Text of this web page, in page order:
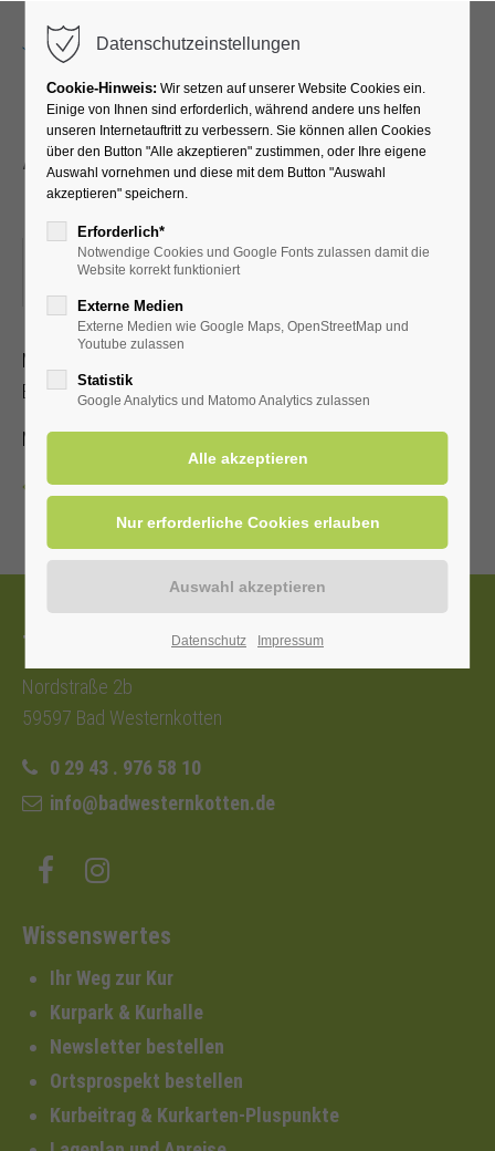
Atemübungen an den
Gradierwerken
28.07.2026, 15:30
Mit speziellen Atemübungen lernen Sie, wie der positive
Effekt der gesunden Aerosole verstärkt werden kann
Mit Kur-/Einwohnerkarte 2,00 €, ohne 5,00 €
Zurück
Tourist-Information
Nordstraße 2b
59597 Bad Westernkotten
0 29 43 . 976 58 10
info@badwesternkotten.de
Wissenswertes
Ihr Weg zur Kur
Kurpark & Kurhalle
Newsletter bestellen
Ortsprospekt bestellen
Kurbeitrag & Kurkarten-Pluspunkte
Datenschutzeinstellungen
Cookie-Hinweis: Wir setzen auf unserer Website Cookies ein.
Einige von Ihnen sind erforderlich, während andere uns helfen
unseren Internetauftritt zu verbessern. Sie können allen Cookies
über den Button "Alle akzeptieren" zustimmen, oder Ihre eigene
Auswahl vornehmen und diese mit dem Button "Auswahl
akzeptieren" speichern.
Erforderlich*
Notwendige Cookies und Google Fonts zulassen damit die
Website korrekt funktioniert
Externe Medien
Externe Medien wie Google Maps, OpenStreetMap und
Youtube zulassen
Statistik
Google Analytics und Matomo Analytics zulassen
Datenschutz Impressum